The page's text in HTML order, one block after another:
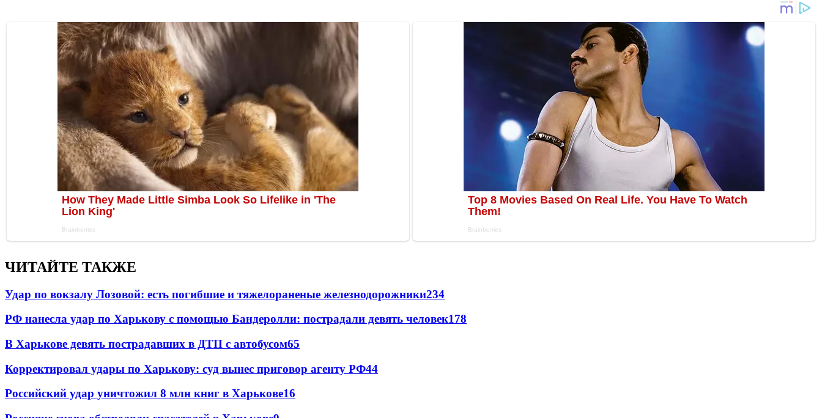
ЧИТАЙТЕ ТАКЖЕ
Удар по вокзалу Лозовой: есть погибшие и тяжелораненые железнодорожники234
РФ нанесла удар по Харькову с помощью Бандеролли: пострадали девять человек178
В Харькове девять пострадавших в ДТП с автобусом65
Корректировал удары по Харькову: суд вынес приговор агенту РФ44
Российский удар уничтожил 8 млн книг в Харькове16